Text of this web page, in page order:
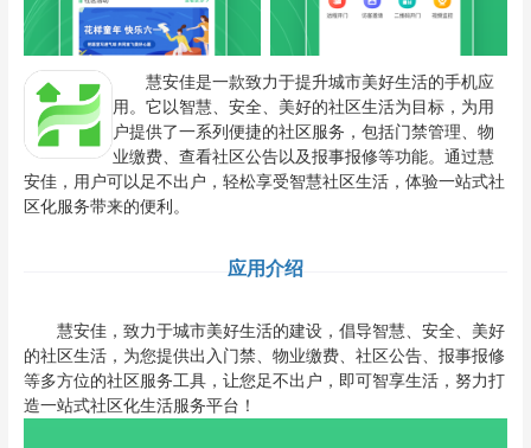
慧安佳是一款致力于提升城市美好生活的手机应
用。它以智慧、安全、美好的社区生活为目标，为用
户提供了一系列便捷的社区服务，包括门禁管理、物
业缴费、查看社区公告以及报事报修等功能。通过慧
安佳，用户可以足不出户，轻松享受智慧社区生活，体验一站式社
区化服务带来的便利。
应用介绍
慧安佳，致力于城市美好生活的建设，倡导智慧、安全、美好
的社区生活，为您提供出入门禁、物业缴费、社区公告、报事报修
等多方位的社区服务工具，让您足不出户，即可智享生活，努力打
造一站式社区化生活服务平台！